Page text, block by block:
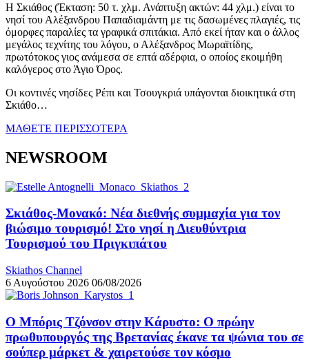
Η Σκιάθος (Έκταση: 50 τ. χλμ. Ανάπτυξη ακτών: 44 χλμ.) είναι το
νησί του Αλέξανδρου Παπαδιαμάντη με τις δασωμένες πλαγιές, τις
όμορφες παραλίες τα γραφικά σπιτάκια. Από εκεί ήταν και ο άλλος
μεγάλος τεχνίτης του λόγου, ο Αλέξανδρος Μωραϊτίδης,
πρωτότοκος γιος ανάμεσα σε επτά αδέρφια, ο οποίος εκοιμήθη
καλόγερος στο Άγιο Όρος.
Οι κοντινές νησίδες Ρέπι και Τσουγκριά υπάγονται διοικητικά στη
Σκιάθο…
ΜΑΘΕΤΕ ΠΕΡΙΣΣΟΤΕΡΑ
NEWSROOM
Σκιάθος-Μονακό: Νέα διεθνής συμμαχία για τον
βιώσιμο τουρισμό! Στο νησί η Διευθύντρια
Τουρισμού του Πριγκιπάτου
Skiathos Channel
6 Αυγούστου 2026 06/08/2026
Ο Μπόρις Τζόνσον στην Κάρυστο: Ο πρώην
πρωθυπουργός της Βρετανίας έκανε τα ψώνια του σε
σούπερ μάρκετ & χαιρετούσε τον κόσμο